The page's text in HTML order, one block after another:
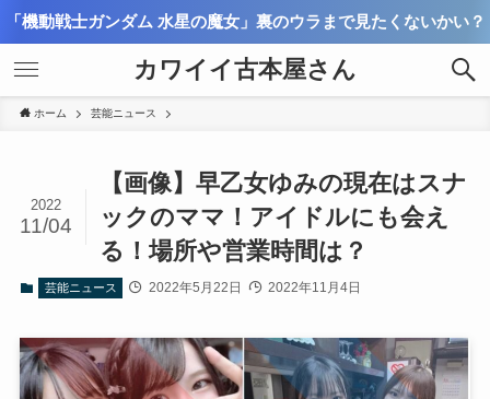
「機動戦士ガンダム 水星の魔女」裏のウラまで見たくないかい？
カワイイ古本屋さん
ホーム 芸能ニュース
【画像】早乙女ゆみの現在はスナ
ックのママ！アイドルにも会え
る！場所や営業時間は？
2022
11/04
芸能ニュース 2022年5月22日 2022年11月4日